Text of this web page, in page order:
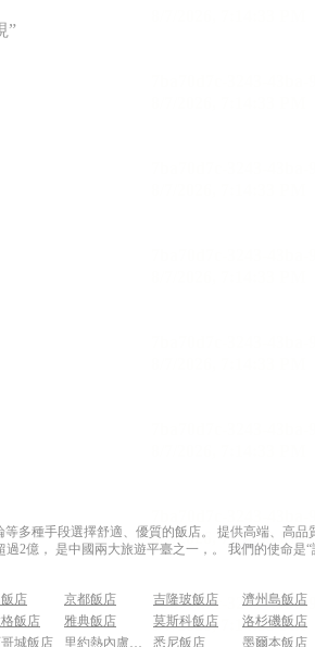
”
多種手段選擇舒適、優質的飯店。 提供高端、高品
億， 是中國兩大旅遊平臺之一，。 我們的使命是
店 京都飯店 吉隆玻飯店 濟州島飯店
飯店 雅典飯店 莫斯科飯店 洛杉磯飯店
城飯店 里約熱內盧飯店 悉尼飯店 墨爾本飯店